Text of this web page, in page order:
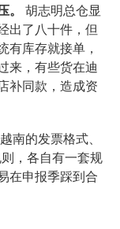
胡志明总仓显
出了八十件，但
有库存就接单，
来，有些货在迪
补同款，造成资
越南的发票格式、
，各自有一套规
在申报季踩到合